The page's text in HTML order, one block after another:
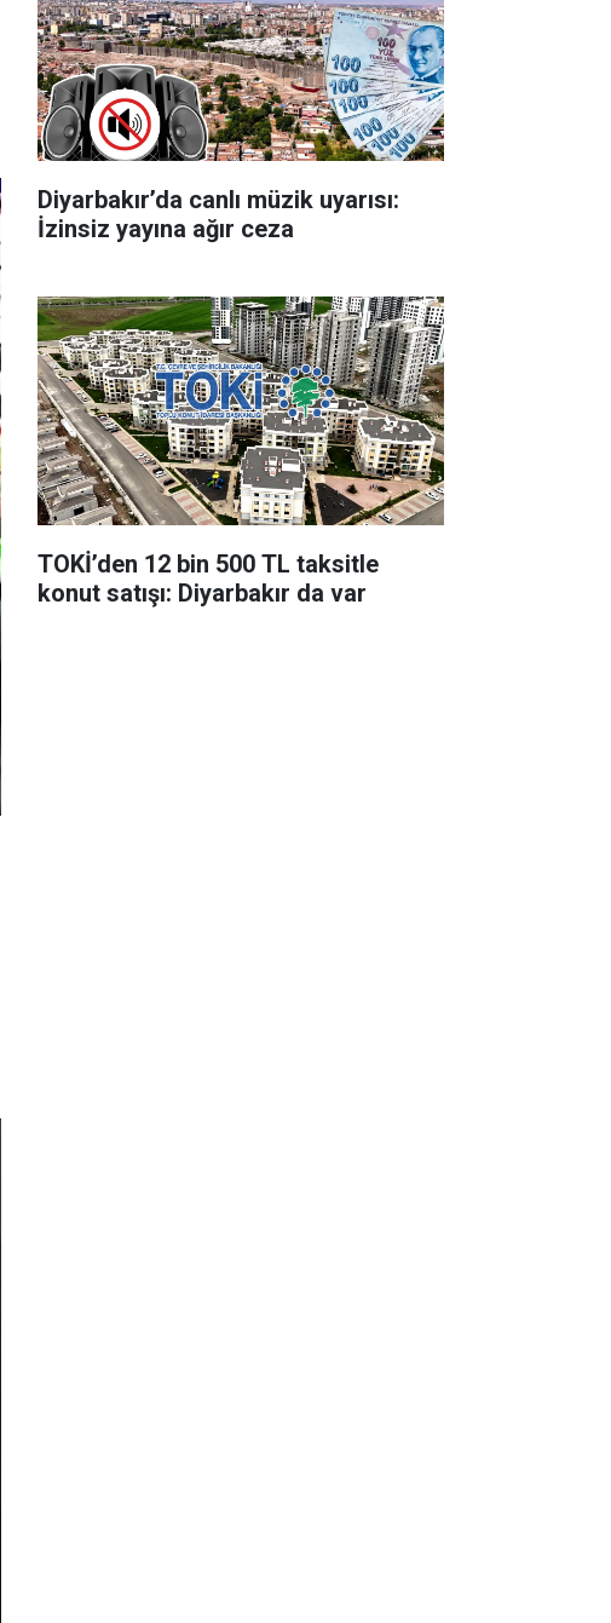
Diyarbakır’da canlı müzik uyarısı:
İzinsiz yayına ağır ceza
TOKİ’den 12 bin 500 TL taksitle
konut satışı: Diyarbakır da var